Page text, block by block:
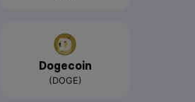
Dogecoin
(DOGE)